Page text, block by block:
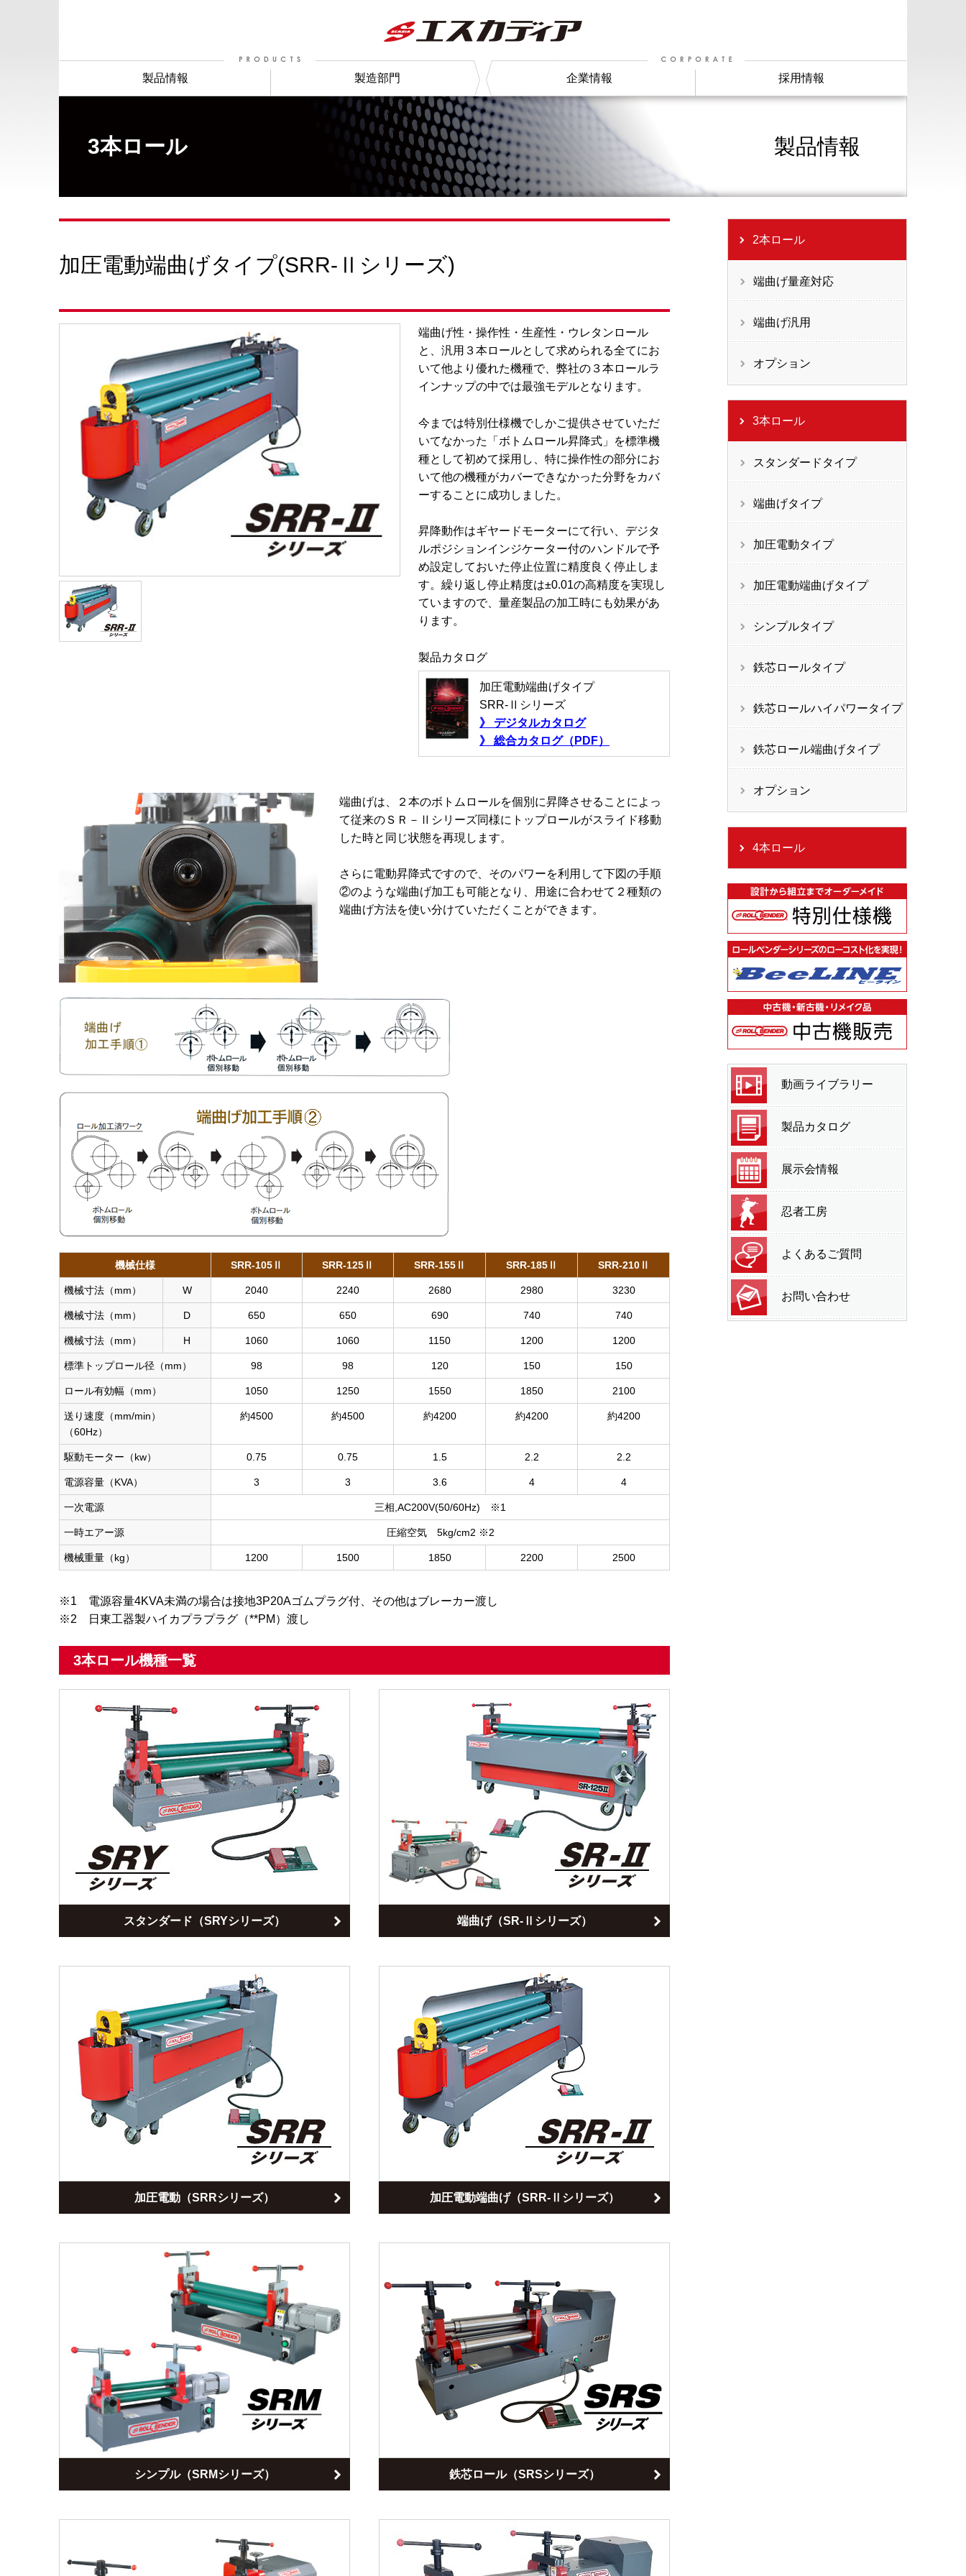
製品情報 製造部門 企業情報 採用情報
3本ロール 製品情報
加圧電動端曲げタイプ(SRR-Ⅱシリーズ)
端曲げ性・操作性・生産性・ウレタンロール
と、汎用３本ロールとして求められる全てにお
いて他より優れた機種で、弊社の３本ロールラ
インナップの中では最強モデルとなります。
今までは特別仕様機でしかご提供させていただ
いてなかった「ボトムロール昇降式」を標準機
種として初めて採用し、特に操作性の部分にお
いて他の機種がカバーできなかった分野をカバ
ーすることに成功しました。
昇降動作はギヤードモーターにて行い、デジタ
ルポジションインジケーター付のハンドルで予
め設定しておいた停止位置に精度良く停止しま
す。繰り返し停止精度は±0.01の高精度を実現し
ていますので、量産製品の加工時にも効果があ
ります。
製品カタログ
加圧電動端曲げタイプ
SRR-Ⅱシリーズ
》 デジタルカタログ
》 総合カタログ（PDF）
端曲げは、２本のボトムロールを個別に昇降させることによっ
て従来のＳＲ－Ⅱシリーズ同様にトップロールがスライド移動
した時と同じ状態を再現します。
さらに電動昇降式ですので、そのパワーを利用して下図の手順
②のような端曲げ加工も可能となり、用途に合わせて２種類の
端曲げ方法を使い分けていただくことができます。
機械仕様 SRR-105Ⅱ SRR-125Ⅱ SRR-155Ⅱ SRR-185Ⅱ SRR-210Ⅱ
機械寸法（mm） W 2040 2240 2680 2980 3230
機械寸法（mm） D 650 650 690 740 740
機械寸法（mm） H 1060 1060 1150 1200 1200
標準トップロール径（mm） 98 98 120 150 150
ロール有効幅（mm） 1050 1250 1550 1850 2100
送り速度（mm/min）
（60Hz）
約4500 約4500 約4200 約4200 約4200
駆動モーター（kw） 0.75 0.75 1.5 2.2 2.2
電源容量（KVA） 3 3 3.6 4 4
一次電源 三相,AC200V(50/60Hz) ※1
一時エアー源 圧縮空気 5kg/cm2 ※2
機械重量（kg） 1200 1500 1850 2200 2500
※1 電源容量4KVA未満の場合は接地3P20Aゴムプラグ付、その他はブレーカー渡し
※2 日東工器製ハイカプラプラグ（**PM）渡し
3本ロール機種一覧
スタンダード（SRYシリーズ） 端曲げ（SR-Ⅱシリーズ）
加圧電動（SRRシリーズ） 加圧電動端曲げ（SRR-Ⅱシリーズ）
シンプル（SRMシリーズ） 鉄芯ロール（SRSシリーズ）
2本ロール
端曲げ量産対応
端曲げ汎用
オプション
3本ロール
スタンダードタイプ
端曲げタイプ
加圧電動タイプ
加圧電動端曲げタイプ
シンプルタイプ
鉄芯ロールタイプ
鉄芯ロールハイパワータイプ
鉄芯ロール端曲げタイプ
オプション
4本ロール
動画ライブラリー
製品カタログ
展示会情報
忍者工房
よくあるご質問
お問い合わせ